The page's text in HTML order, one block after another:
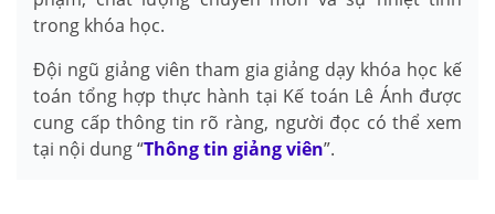
trong khóa học.
Đội ngũ giảng viên tham gia giảng dạy khóa học kế
toán tổng hợp thực hành tại Kế toán Lê Ánh được
cung cấp thông tin rõ ràng, người đọc có thể xem
tại nội dung “Thông tin giảng viên”.